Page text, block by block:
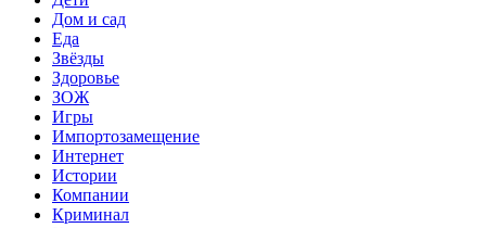
Дом и сад
Еда
Звёзды
Здоровье
ЗОЖ
Игры
Импортозамещение
Интернет
Истории
Компании
Криминал